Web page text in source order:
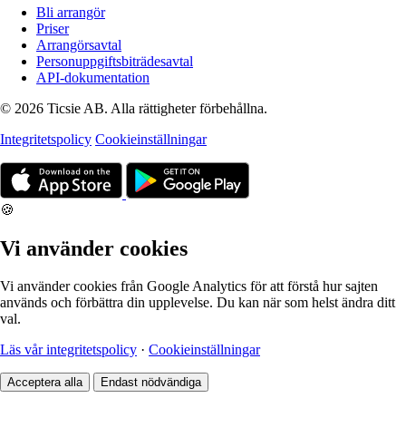
Bli arrangör
Priser
Arrangörsavtal
Personuppgiftsbiträdesavtal
API-dokumentation
© 2026 Ticsie AB. Alla rättigheter förbehållna.
Integritetspolicy Cookieinställningar
🍪
Vi använder cookies
Vi använder cookies från Google Analytics för att förstå hur sajten
används och förbättra din upplevelse. Du kan när som helst ändra ditt
val.
Läs vår integritetspolicy · Cookieinställningar
Acceptera alla Endast nödvändiga